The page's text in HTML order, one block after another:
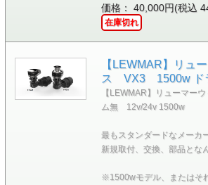
価格： 40,000円(税込
在庫切れ
【LEWMAR】リュ
ス VX3 1500w ド
【LEWMAR】リューマ
ム無 12v/24v 1500w
最もスタンダードなメーカ
新規取付、交換、部品とな
※1500wモデル、またはそ